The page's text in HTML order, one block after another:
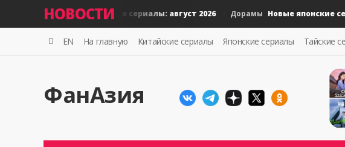
НОВОСТИ
Новые тайские сериалы: август 2026 Дорамы Новые японские
EN На главную Китайские сериалы Японские сериалы Тайские
ФанАзия